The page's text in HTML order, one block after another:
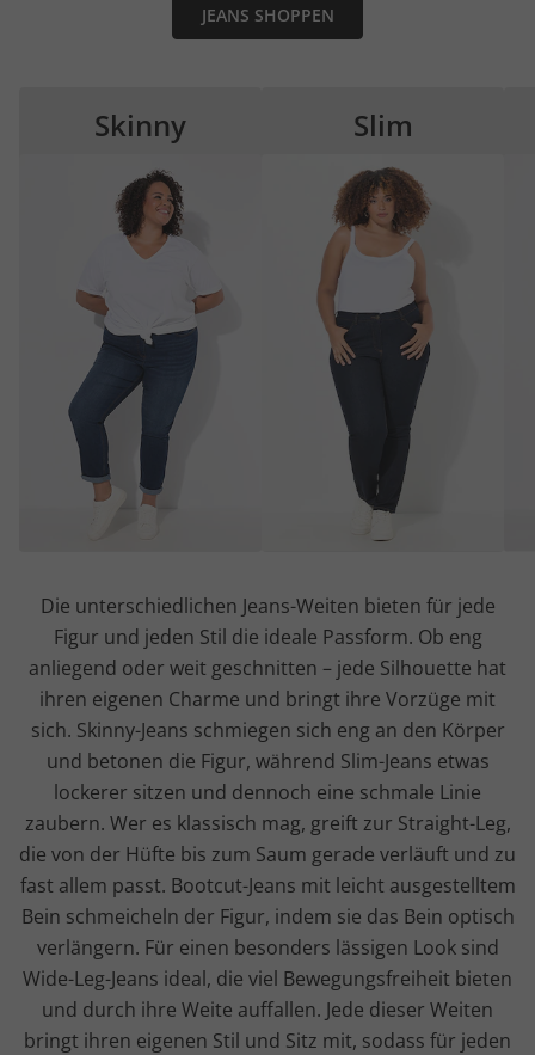
JEANS SHOPPEN
Skinny Slim
Die unterschiedlichen Jeans-Weiten bieten für jede
Figur und jeden Stil die ideale Passform. Ob eng
anliegend oder weit geschnitten – jede Silhouette hat
ihren eigenen Charme und bringt ihre Vorzüge mit
sich. Skinny-Jeans schmiegen sich eng an den Körper
und betonen die Figur, während Slim-Jeans etwas
lockerer sitzen und dennoch eine schmale Linie
zaubern. Wer es klassisch mag, greift zur Straight-Leg,
die von der Hüfte bis zum Saum gerade verläuft und zu
fast allem passt. Bootcut-Jeans mit leicht ausgestelltem
Bein schmeicheln der Figur, indem sie das Bein optisch
verlängern. Für einen besonders lässigen Look sind
Wide-Leg-Jeans ideal, die viel Bewegungsfreiheit bieten
und durch ihre Weite auffallen. Jede dieser Weiten
bringt ihren eigenen Stil und Sitz mit, sodass für jeden